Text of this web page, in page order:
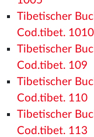
Tibetischer
Cod.tibet. 1010
Tibetischer
Cod.tibet. 109
Tibetischer
Cod.tibet. 110
Tibetischer
Cod.tibet. 113